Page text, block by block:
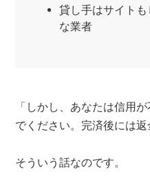
貸し手はサイト
な業者
「しかし、あなたは信用
でください。完済後には返
そういう話なのです。